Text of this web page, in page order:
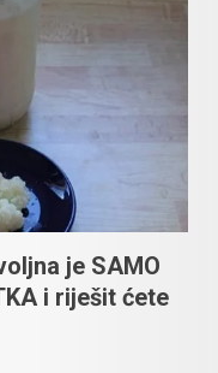
je SAMO
i riješit ćete